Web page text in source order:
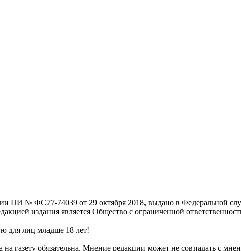
ПИ № ФС77-74039 от 29 октября 2018, выдано в Федеральной
издания является Общество с ограниченной
для лиц младше 18 лет!
газету обязательна. Мнение редакции может не совпадать с